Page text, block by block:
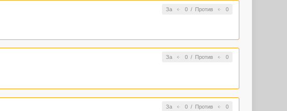
За 0/ Против 0
За 0/ Против 0
За 0/ Против 0